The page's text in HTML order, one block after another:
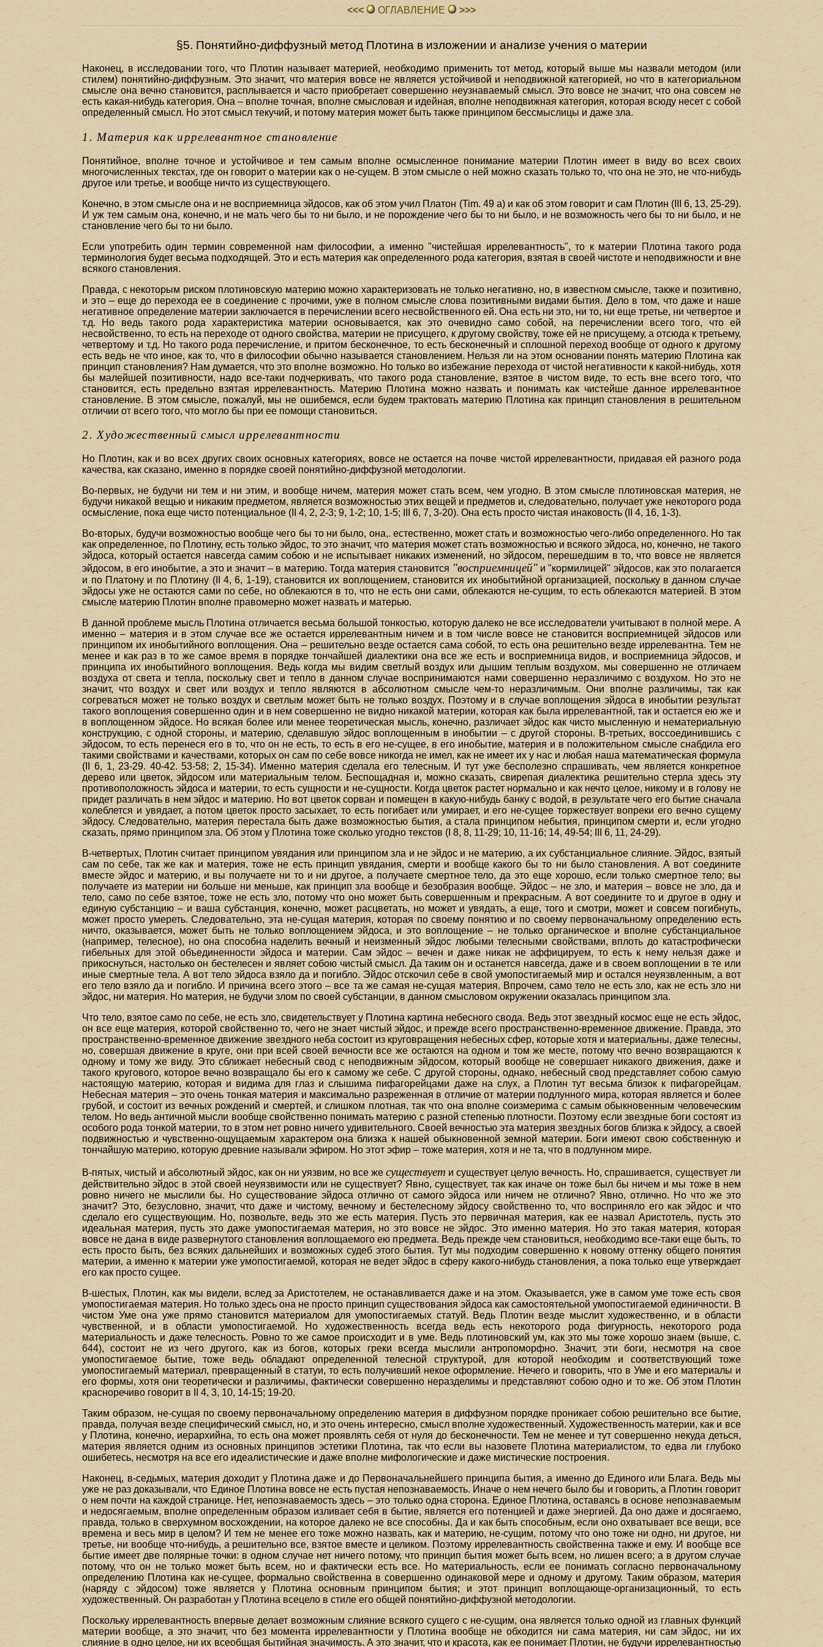
<<< ОГЛАВЛЕHИЕ >>>
§5. Понятийно-диффузный метод Плотинав изложении и анализе учения о материи
Наконец, в исследовании того, что Плотин называет материей, необходимо применить тот метод, который выше мы назвали методом (или
стилем) понятийно-диффузным. Это значит, что материя вовсе не является устойчивой и неподвижной категорией, но что в категориальном
смысле она вечно становится, расплывается и часто приобретает совершенно неузнаваемый смысл. Это вовсе не значит, что она совсем не
есть какая-нибудь категория. Она – вполне точная, вполне смысловая и идейная, вполне неподвижная категория, которая всюду несет с собой
определенный смысл. Но этот смысл текучий, и потому материя может быть также принципом бессмыслицы и даже зла.
1. Материя как иррелевантное становление
Понятийное, вполне точное и устойчивое и тем самым вполне осмысленное понимание материи Плотин имеет в виду во всех своих
многочисленных текстах, где он говорит о материи как о не-сущем. В этом смысле о ней можно сказать только то, что она не это, не что-нибудь
другое или третье, и вообще ничто из существующего.
Конечно, в этом смысле она и не восприемница эйдосов, как об этом учил Платон (Tim. 49 а) и как об этом говорит и сам Плотин (III 6, 13, 25-29).
И уж тем самым она, конечно, и не мать чего бы то ни было, и не порождение чего бы то ни было, и не возможность чего бы то ни было, и не
становление чего бы то ни было.
Если употребить один термин современной нам философии, а именно "чистейшая иррелевантность", то к материи Плотина такого рода
терминология будет весьма подходящей. Это и есть материя как определенного рода категория, взятая в своей чистоте и неподвижности и вне
всякого становления.
Правда, с некоторым риском плотиновскую материю можно характеризовать не только негативно, но, в известном смысле, также и позитивно,
и это – еще до перехода ее в соединение с прочими, уже в полном смысле слова позитивными видами бытия. Дело в том, что даже и наше
негативное определение материи заключается в перечислении всего несвойственного ей. Она есть ни это, ни то, ни еще третье, ни четвертое и
т.д. Но ведь такого рода характеристика материи основывается, как это очевидно само собой, на перечислении всего того, что ей
несвойственно, то есть на переходе от одного свойства, материи не присущего, к другому свойству, тоже ей не присущему, а отсюда к третьему,
четвертому и т.д. Но такого рода перечисление, и притом бесконечное, то есть бесконечный и сплошной переход вообще от одного к другому
есть ведь не что иное, как то, что в философии обычно называется становлением. Нельзя ли на этом основании понять материю Плотина как
принцип становления? Нам думается, что это вполне возможно. Но только во избежание перехода от чистой негативности к какой-нибудь, хотя
бы малейшей позитивности, надо все-таки подчеркивать, что такого рода становление, взятое в чистом виде, то есть вне всего того, что
становится, есть предельно взятая иррелевантность. Материю Плотина можно назвать и понимать как чистейше данное иррелевантное
становление. В этом смысле, пожалуй, мы не ошибемся, если будем трактовать материю Плотина как принцип становления в решительном
отличии от всего того, что могло бы при ее помощи становиться.
2. Художественный смысл иррелевантности
Но Плотин, как и во всех других своих основных категориях, вовсе не остается на почве чистой иррелевантности, придавая ей разного рода
качества, как сказано, именно в порядке своей понятийно-диффузной методологии.
Во-первых, не будучи ни тем и ни этим, и вообще ничем, материя может стать всем, чем угодно. В этом смысле плотиновская материя, не
будучи никакой вещью и никаким предметом, является возможностью этих вещей и предметов и, следовательно, получает уже некоторого рода
осмысление, пока еще чисто потенциальное (II 4, 2, 2-3; 9, 1-2; 10, 1-5; III 6, 7, 3-20). Она есть просто чистая инаковость (II 4, 16, 1-3).
Во-вторых, будучи возможностью вообще чего бы то ни было, она,. естественно, может стать и возможностью чего-либо определенного. Но так
как определенное, по Плотину, есть только эйдос, то это значит, что материя может стать возможностью и всякого эйдоса, но, конечно, не такого
эйдоса, который остается навсегда самим собою и не испытывает никаких изменений, но эйдосом, перешедшим в то, что вовсе не является
эйдосом, в его инобытие, а это и значит – в материю. Тогда материя становится "восприемницей"и "кормилицей" эйдосов, как это полагается
и по Платону и по Плотину (II 4, 6, 1-19), становится их воплощением, становится их инобытийной организацией, поскольку в данном случае
эйдосы уже не остаются сами по себе, но облекаются в то, что не есть они сами, облекаются не-сущим, то есть облекаются материей. В этом
смысле материю Плотин вполне правомерно может назвать и матерью.
В данной проблеме мысль Плотина отличается весьма большой тонкостью, которую далеко не все исследователи учитывают в полной мере. А
именно – материя и в этом случае все же остается иррелевантным ничем и в том числе вовсе не становится восприемницей эйдосов или
принципом их инобытийного воплощения. Она – решительно везде остается сама собой, то есть она решительно везде иррелевантна. Тем не
менее и как раз в то же самое время в порядке тончайшей диалектики она все же есть и восприемница видов, и восприемница эйдосов, и
принципа их инобытийного воплощения. Ведь когда мы видим светлый воздух или дышим теплым воздухом, мы совершенно не отличаем
воздуха от света и тепла, поскольку свет и тепло в данном случае воспринимаются нами совершенно неразличимо с воздухом. Но это не
значит, что воздух и свет или воздух и тепло являются в абсолютном смысле чем-то неразличимым. Они вполне различимы, так как
согреваться может не только воздух и светлым может быть не только воздух. Поэтому и в случае воплощения эйдоса в инобытии результат
такого воплощения совершенно один и в нем совершенно не видно никакой материи, которая как была иррелевантной, так и остается ею же и
в воплощенном эйдосе. Но всякая более или менее теоретическая мысль, конечно, различает эйдос как чисто мысленную и нематериальную
конструкцию, с одной стороны, и материю, сделавшую эйдос воплощенным в инобытии – с другой стороны. В-третьих, воссоединившись с
эйдосом, то есть перенеся его в то, что он не есть, то есть в его не-сущее, в его инобытие, материя и в положительном смысле снабдила его
такими свойствами и качествами, которых он сам по себе вовсе никогда не имел, как не имеет их у нас и любая наша математическая формула
(II 6, 1, 23-29. 40-42. 53-58; 2, 15-34). Именно материя сделала его телесным. И тут уже бесполезно спрашивать, чем является конкретное
дерево или цветок, эйдосом или материальным телом. Беспощадная и, можно сказать, свирепая диалектика решительно стерла здесь эту
противоположность эйдоса и материи, то есть сущности и не-сущности. Когда цветок растет нормально и как нечто целое, никому и в голову не
придет различать в нем эйдос и материю. Но вот цветок сорван и помещен в какую-нибудь банку с водой, в результате чего его бытие сначала
колеблется и увядает, а потом цветок просто засыхает, то есть погибает или умирает, и его не-сущее торжествует вопреки его вечно сущему
эйдосу. Следовательно, материя перестала быть даже возможностью бытия, а стала принципом небытия, принципом смерти и, если угодно
сказать, прямо принципом зла. Об этом у Плотина тоже сколько угодно текстов (I 8, 8, 11-29; 10, 11-16; 14, 49-54; III 6, 11, 24-29).
В-четвертых, Плотин считает принципом увядания или принципом зла и не эйдос и не материю, а их субстанциальное слияние. Эйдос, взятый
сам по себе, так же как и материя, тоже не есть принцип увядания, смерти и вообще какого бы то ни было становления. А вот соедините
вместе эйдос и материю, и вы получаете ни то и ни другое, а получаете смертное тело, да это еще хорошо, если только смертное тело; вы
получаете из материи ни больше ни меньше, как принцип зла вообще и безобразия вообще. Эйдос – не зло, и материя – вовсе не зло, да и
тело, само по себе взятое, тоже не есть зло, потому что оно может быть совершенным и прекрасным. А вот соедините то и другое в одну и
единую субстанцию – и ваша субстанция, конечно, может расцветать, но может и увядать, а еще, того и смотри, может и совсем погибнуть,
может просто умереть. Следовательно, эта не-сущая материя, которая по своему понятию и по своему первоначальному определению есть
ничто, оказывается, может быть не только воплощением эйдоса, и это воплощение – не только органическое и вполне субстанциальное
(например, телесное), но она способна наделить вечный и неизменный эйдос любыми телесными свойствами, вплоть до катастрофически
гибельных для этой объединенности эйдоса и материи. Сам эйдос – вечен и даже никак не аффицируем, то есть к нему нельзя даже и
прикоснуться, настолько он бестелесен и являет собою чистый смысл. Да таким он и останется навсегда, даже и в своем воплощении в те или
иные смертные тела. А вот тело эйдоса взяло да и погибло. Эйдос отскочил себе в свой умопостигаемый мир и остался неуязвленным, а вот
его тело взяло да и погибло. И причина всего этого – все та же самая не-сущая материя. Впрочем, само тело не есть зло, как не есть зло ни
эйдос, ни материя. Но материя, не будучи злом по своей субстанции, в данном смысловом окружении оказалась принципом зла.
Что тело, взятое само по себе, не есть зло, свидетельствует у Плотина картина небесного свода. Ведь этот звездный космос еще не есть эйдос,
он все еще материя, которой свойственно то, чего не знает чистый эйдос, и прежде всего пространственно-временное движение. Правда, это
пространственно-временное движение звездного неба состоит из круговращения небесных сфер, которые хотя и материальны, даже телесны,
но, совершая движение в круге, они при всей своей вечности все же остаются на одном и том же месте, потому что вечно возвращаются к
одному и тому же виду. Это сближает небесный свод с неподвижным эйдосом, который вообще не совершает никакого движения, даже и
такого кругового, которое вечно возвращало бы его к самому же себе. С другой стороны, однако, небесный свод представляет собою самую
настоящую материю, которая и видима для глаз и слышима пифагорейцами даже на слух, а Плотин тут весьма близок к пифагорейцам.
Небесная материя – это очень тонкая материя и максимально разреженная в отличие от материи подлунного мира, которая является и более
грубой, и состоит из вечных рождений и смертей, и слишком плотная, так что она вполне соизмерима с самым обыкновенным человеческим
телом. Но ведь античной мысли вообще свойственно понимать материю с разной степенью плотности. Поэтому если звездные боги состоят из
особого рода тонкой материи, то в этом нет ровно ничего удивительного. Своей вечностью эта материя звездных богов близка к эйдосу, а своей
подвижностью и чувственно-ощущаемым характером она близка к нашей обыкновенной земной материи. Боги имеют свою собственную и
тончайшую материю, которую древние называли эфиром. Но этот эфир – тоже материя, хотя и не та, что в подлунном мире.
В-пятых, чистый и абсолютный эйдос, как он ни уязвим, но все жесуществуети существует целую вечность. Но, спрашивается, существует ли
действительно эйдос в этой своей неуязвимости или не существует? Явно, существует, так как иначе он тоже был бы ничем и мы тоже в нем
ровно ничего не мыслили бы. Но существование эйдоса отлично от самого эйдоса или ничем не отлично? Явно, отлично. Но что же это
значит? Это, безусловно, значит, что даже и чистому, вечному и бестелесному эйдосу свойственно то, что восприняло его как эйдос и что
сделало его существующим. Но, позвольте, ведь это же есть материя. Пусть это первичная материя, как ее назвал Аристотель, пусть это
идеальная материя, пусть это даже умопостигаемая материя, но это вовсе не эйдос. Это именно материя. Но это такая материя, которая
вовсе не дана в виде развернутого становления воплощаемого ею предмета. Ведь прежде чем становиться, необходимо все-таки еще быть, то
есть просто быть, без всяких дальнейших и возможных судеб этого бытия. Тут мы подходим совершенно к новому оттенку общего понятия
материи, а именно к материи уже умопостигаемой, которая не ведет эйдос в сферу какого-нибудь становления, а пока только еще утверждает
его как просто сущее.
В-шестых, Плотин, как мы видели, вслед за Аристотелем, не останавливается даже и на этом. Оказывается, уже в самом уме тоже есть своя
умопостигаемая материя. Но только здесь она не просто принцип существования эйдоса как самостоятельной умопостигаемой единичности. В
чистом Уме она уже прямо становится материалом для умопостигаемых статуй. Ведь Плотин везде мыслит художественно, и в области
чувственной, и в области умопостигаемой. Но художественность всегда ведь есть некоторого рода фигурность, некоторого рода
материальность и даже телесность. Ровно то же самое происходит и в уме. Ведь плотиновский ум, как это мы тоже хорошо знаем (выше, с.
644), состоит не из чего другого, как из богов, которых греки всегда мыслили антропоморфно. Значит, эти боги, несмотря на свое
умопостигаемое бытие, тоже ведь обладают определенной телесной структурой, для которой необходим и соответствующий тоже
умопостигаемый материал, превращенный в статуи, то есть получивший некое оформление. Нечего и говорить, что в Уме и его материалы и
его формы, хотя они теоретически и различимы, фактически совершенно неразделимы и представляют собою одно и то же. Об этом Плотин
красноречиво говорит в II 4, 3, 10, 14-15; 19-20.
Таким образом, не-сущая по своему первоначальному определению материя в диффузном порядке проникает собою решительно все бытие,
правда, получая везде специфический смысл, но, и это очень интересно, смысл вполне художественный. Художественность материи, как и все
у Плотина, конечно, иерархийна, то есть она может проявлять себя от нуля до бесконечности. Тем не менее и тут совершенно некуда деться,
материя является одним из основных принципов эстетики Плотина, так что если вы назовете Плотина материалистом, то едва ли глубоко
ошибетесь, несмотря на все его идеалистические и даже вполне мифологические и даже мистические построения.
Наконец, в-седьмых, материя доходит у Плотина даже и до Первоначальнейшего принципа бытия, а именно до Единого или Блага. Ведь мы
уже не раз доказывали, что Единое Плотина вовсе не есть пустая непознаваемость. Иначе о нем нечего было бы и говорить, а Плотин говорит
о нем почти на каждой странице. Нет, непознаваемость здесь – это только одна сторона. Единое Плотина, оставаясь в основе непознаваемым
и недосягаемым, вполне определенным образом изливает себя в бытие, является его потенцией и даже энергией. Да оно даже и досягаемо,
правда, только в сверхумном восхождении, на которое далеко не все способны. Да и как быть способным, если оно охватывает все вещи, все
времена и весь мир в целом? И тем не менее его тоже можно назвать, как и материю, не-сущим, потому что оно тоже ни одно, ни другое, ни
третье, ни вообще что-нибудь, а решительно все, взятое вместе и целиком. Поэтому иррелевантность свойственна также и ему. И вообще все
бытие имеет две полярные точки: в одном случае нет ничего потому, что принцип бытия может быть всем, но лишен всего; а в другом случае
потому, что он не только может быть всем, но и фактически есть все. Но материальность, если ее понимать согласно первоначальному
определению Плотина как не-сущее, формально свойственна в совершенно одинаковой мере и одному и другому. Таким образом, материя
(наряду с эйдосом) тоже является у Плотина основным принципом бытия; и этот принцип воплощающе-организационный, то есть
художественный. Он разработан у Плотина всецело в стиле его общей понятийно-диффузной методологии.
Поскольку иррелевантность впервые делает возможным слияние всякого сущего с не-сущим, она является только одной из главных функций
материи вообще, а это значит, что без момента иррелевантности у Плотина вообще не обходится ни сама материя, ни сам эйдос, ни их
слияние в одно целое, ни их всеобщая бытийная значимость. А это значит, что и красота, как ее понимает Плотин, не будучи иррелевантностью